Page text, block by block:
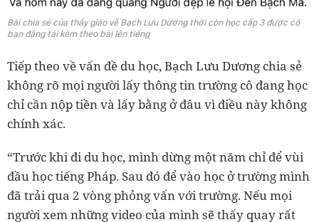
Bài chia sẻ của thầy giáo về Bạch Lưu Dương thời còn học cấp 3 được cô
bạn đăng tải kèm theo bài lên tiếng
Tiếp theo về vấn đề du học, Bạch Lưu Dương chia sẻ
không rõ mọi người lấy thông tin trường cô đang học
chỉ cần nộp tiền và lấy bằng ở đâu vì điều này không
chính xác.
“Trước khi đi du học, mình dừng một năm chỉ để vùi
đầu học tiếng Pháp. Sau đó để vào học ở trường mình
đã trải qua 2 vòng phỏng vấn với trường. Nếu mọi
người xem những video của mình sẽ thấy quay rất